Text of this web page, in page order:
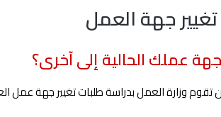
جهة العمل
عملك الحالية إلى آخرى؟
وزارة العمل بدراسة طلبات تغيير جهة عمل